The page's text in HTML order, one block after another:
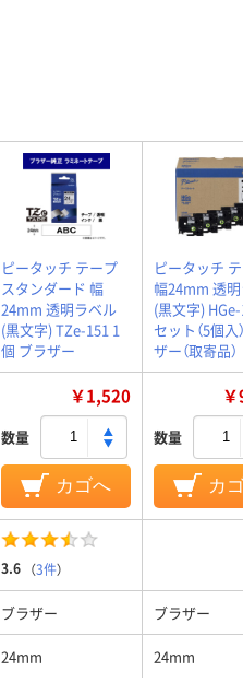
ピータッチ テープ
スタンダード 幅
24mm 透明ラベル
(黒文字) TZe-151 1
個 ブラザー
ピータッチ
幅24mm 透
(黒文字)
セット（5個入
ザー（取寄品）
￥1,520
数量
カゴへ
数量
カ
3.6 （3件）
ブラザー ブラザー
24mm 24mm